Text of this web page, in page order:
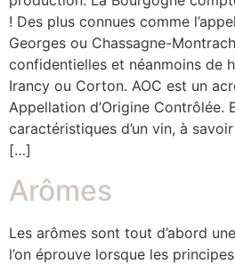
! Des plus connues comme
Georges ou Chassagne-
confidentielles et néanmoins de
Irancy ou Corton. AOC est un
Appellation d’Origine Contrôlée.
caractéristiques d’un vin, à
[…]
Arômes
Les arômes sont tout d’abord
l’on éprouve lorsque les